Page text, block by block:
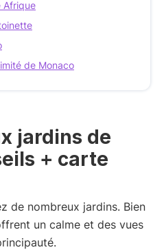
Afrique
de Monaco
jardins de
+ carte
de nombreux jardins. Bien
un calme et des vues